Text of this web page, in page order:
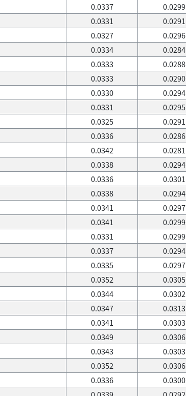
0.0337 0.0299
0.0331 0.0291
0.0327 0.0296
0.0334 0.0284
0.0333 0.0288
0.0333 0.0290
0.0330 0.0294
0.0331 0.0295
0.0325 0.0291
0.0336 0.0286
0.0342 0.0281
0.0338 0.0294
0.0336 0.0301
0.0338 0.0294
0.0341 0.0297
0.0341 0.0299
0.0331 0.0299
0.0337 0.0294
0.0335 0.0297
0.0352 0.0305
0.0344 0.0302
0.0347 0.0313
0.0341 0.0303
0.0349 0.0306
0.0343 0.0303
0.0352 0.0306
0.0336 0.0300